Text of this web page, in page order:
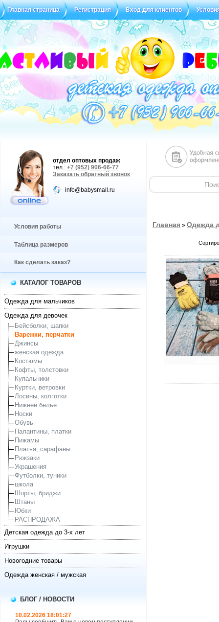
Главная страница Регистрация Вход для клиентов
Статус заказа Отзывы
отдел оптовых продаж
тел.: +7 (952) 906-66-77
Заказать обратный звонок
info@babysmail.ru
Условия работы
Таблица размеров
Как сделать заказ?
КАТАЛОГ ТОВАРОВ
Одежда для мальчиков
Одежда для девочек
Бейсболки, шапки
Варежки, перчатки
Джинсы
женская одежда
Костюмы
Кофты, толстовки
Купальники
Куртки, ветровки
Лосины, колготки
Нижнее белье
Носки
Обувь
Палантины, платки
Пижамы
Платья, сарафаны
Рюкзаки
Украшения
Футболки, туники
школа
Шорты, бриджи
Штаны
Юбки
РАСПРОДАЖА
Детская одежда до 3-х лет
Игрушки
Новогодние товары
Одежда женская / мужская
БЛОГ / НОВОСТИ
10.02.2026 18:01:27
Главная » Одежда